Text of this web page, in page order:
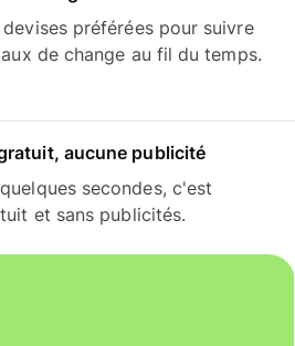
préférées pour suivre
de change au fil du temps.
aucune publicité
secondes, c'est
et sans publicités.